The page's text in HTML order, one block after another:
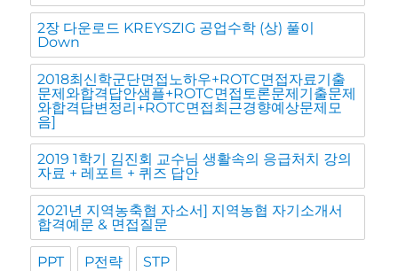
2장 다운로드 KREYSZIG 공업수학 (상) 풀이
Down
2018최신학군단면접노하우+ROTC면접자료기출
문제와합격답안샘플+ROTC면접토론문제기출문제
와합격답변정리+ROTC면접최근경향예상문제모
음]
2019 1학기 김진회 교수님 생활속의 응급처치 강의
자료 + 레포트 + 퀴즈 답안
2021년 지역농축협 자소서] 지역농협 자기소개서
합격예문 & 면접질문
PPT P전략 STP